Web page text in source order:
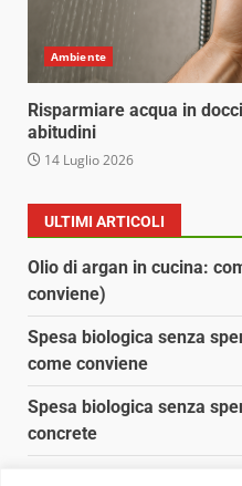
Ambiente
Risparmiare acqua in
abitudini
14 Luglio 2026
ULTIMI ARTICOLI
Olio di argan in cucina:
conviene)
Spesa biologica senza
come conviene
Spesa biologica senza
concrete